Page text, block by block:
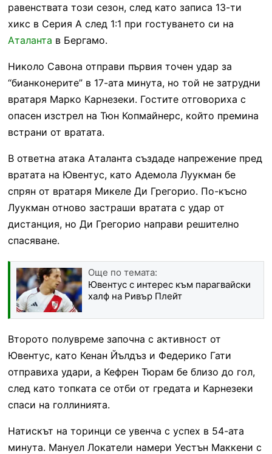
равенствата този сезон, след като записа 13-ти
хикс в Серия А след 1:1 при гостуването си на
Аталанта в Бергамо.
Николо Савона отправи първия точен удар за
“бианконерите” в 17-ата минута, но той не затрудни
вратаря Марко Карнезеки. Гостите отговориха с
опасен изстрел на Тюн Копмайнерс, който премина
встрани от вратата.
В ответна атака Аталанта създаде напрежение пред
вратата на Ювентус, като Адемола Луукман бе
спрян от вратаря Микеле Ди Грегорио. По-късно
Луукман отново застраши вратата с удар от
дистанция, но Ди Грегорио направи решително
спасяване.
Още по темата:
Ювентус с интерес към парагвайски
халф на Ривър Плейт
Второто полувреме започна с активност от
Ювентус, като Кенан Йълдъз и Федерико Гати
отправиха удари, а Кефрен Тюрам бе близо до гол,
след като топката се отби от гредата и Карнезеки
спаси на голлинията.
Натискът на торинци се увенча с успех в 54-ата
минута. Мануел Локатели намери Уестън Маккени с